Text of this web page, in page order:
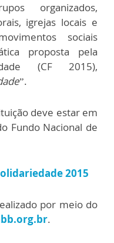
organizados,
igrejas locais e
sociais
proposta pela
(CF 2015),
”.
deve estar em
Fundo Nacional de
2015
por meio do
.